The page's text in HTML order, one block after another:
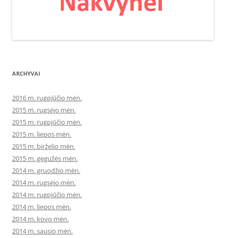
ARCHYVAI
2016 m. rugpjūčio mėn.
2015 m. rugsėjo mėn.
2015 m. rugpjūčio mėn.
2015 m. liepos mėn.
2015 m. birželio mėn.
2015 m. gegužės mėn.
2014 m. gruodžio mėn.
2014 m. rugsėjo mėn.
2014 m. rugpjūčio mėn.
2014 m. liepos mėn.
2014 m. kovo mėn.
2014 m. sausio mėn.